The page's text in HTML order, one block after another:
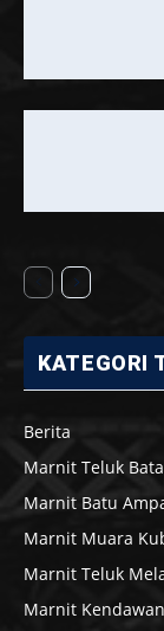
KATEGORI
Berita
Marnit Teluk
Marnit Batu
Marnit Muara
Marnit Teluk
Marnit